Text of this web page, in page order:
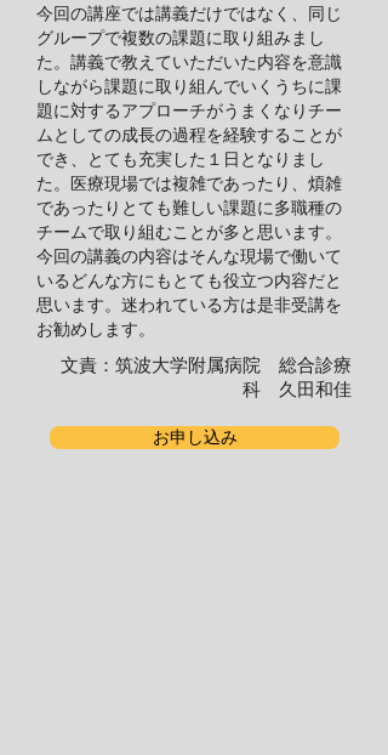
今回の講座では講義だけではなく、同じ
グループで複数の課題に取り組みまし
た。講義で教えていただいた内容を意識
しながら課題に取り組んでいくうちに課
題に対するアプローチがうまくなりチー
ムとしての成長の過程を経験することが
でき、とても充実した１日となりまし
た。医療現場では複雑であったり、煩雑
であったりとても難しい課題に多職種の
チームで取り組むことが多と思います。
今回の講義の内容はそんな現場で働いて
いるどんな方にもとても役立つ内容だと
思います。迷われている方は是非受講を
お勧めします。
文責：筑波大学附属病院 総合診療
科 久田和佳
お申し込み